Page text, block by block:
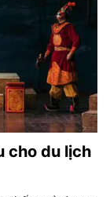
cho du lịch